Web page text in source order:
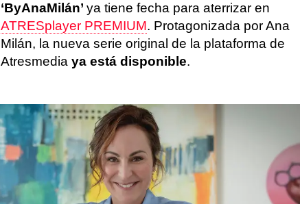
‘ByAnaMilán’ ya tiene fecha para aterrizar en
ATRESplayer PREMIUM. Protagonizada por Ana
Milán, la nueva serie original de la plataforma de
Atresmedia ya está disponible.